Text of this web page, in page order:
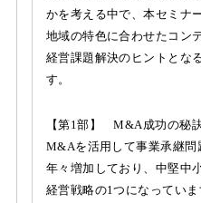
かを考える中で、本セミナ
地域の特色に合わせたコン
経営課題解決のヒントとな
す。
【第1部】 M&A成功の秘
M&Aを活用して事業承継問
年々増加しており、中堅中
経営戦略の1つになってい